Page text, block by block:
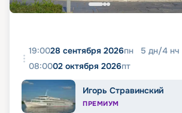
19:0028 сентября 2026пн 5 дн/4 нч
08:0002 октября 2026пт
Игорь Стравинский
ПРЕМИУМ